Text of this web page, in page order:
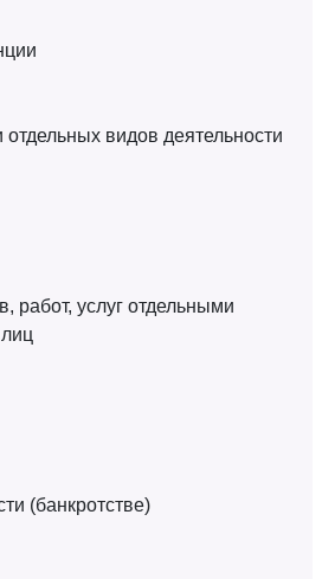
видов деятельности
работ, услуг отдельными
(банкротстве)